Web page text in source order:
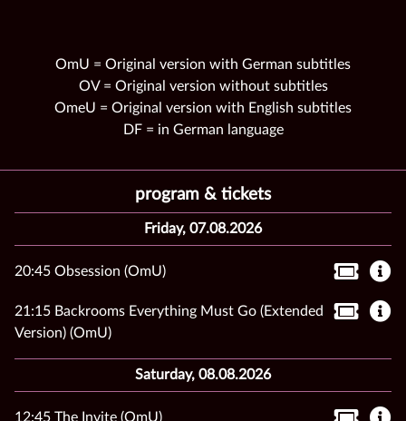
OmU = Original version with German subtitles
OV = Original version without subtitles
OmeU = Original version with English subtitles
DF = in German language
program & tickets
Friday, 07.08.2026
20:45 Obsession (OmU)
21:15 Backrooms Everything Must Go (Extended
Version) (OmU)
Saturday, 08.08.2026
12:45 The Invite (OmU)